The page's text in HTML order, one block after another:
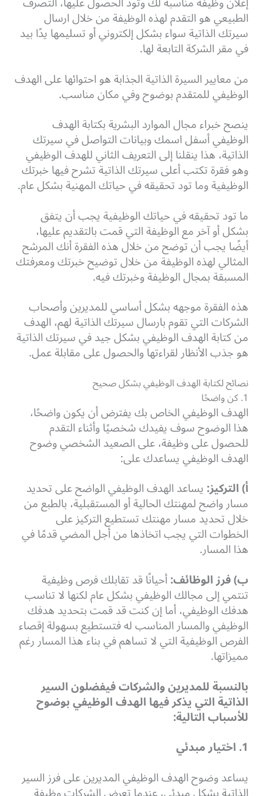
الطبيعي هو التقدم لهذه الوظيفة من خلال ارسال
سيرتك الذاتية سواء بشكل إلكتروني أو تسليمها يدًا بيد
في مقر الشركة التابعة لها.
من معايير السيرة الذاتية الجذابة هو احتوائها على الهدف
الوظيفي للمتقدم بوضوح وفي مكان مناسب.
ينصح خبراء مجال الموارد البشرية بكتابة الهدف
الوظيفي أسفل اسمك وبيانات التواصل في سيرتك
الذاتية، هذا ينقلنا إلى التعريف الثاني للهدف الوظيفي
وهو فقرة تكتب أعلى سيرتك الذاتية تشرح فيها خبرتك
الوظيفية وما تود تحقيقه في حياتك المهنية بشكل عام.
ما تود تحقيقه في حياتك الوظيفية يجب أن يتفق
بشكل أو آخر مع الوظيفة التي قمت بالتقديم عليها،
أيضًا يجب أن توضح من خلال هذه الفقرة أنك المرشح
المثالي لهذه الوظيفة من خلال توضيح خبرتك ومعرفتك
المسبقة بمجال الوظيفة وخبرتك فيه.
هذه الفقرة موجهه بشكل أساسي للمديرين وأصحاب
الشركات التي تقوم بارسال سيرتك الذاتية لهم، الهدف
من كتابة الهدف الوظيفي بشكل جيد في سيرتك الذاتية
هو جذب الأنظار لقراءتها والحصول على مقابلة عمل.
نصائح لكتابة الهدف الوظيفي بشكل صحيح
1. كن واضحًا
الهدف الوظيفي الخاص بك يفترض أن يكون واضحًا،
هذا الوضوح سوف يفيدك شخصيًا وأثناء التقدم
للحصول على وظيفة، على الصعيد الشخصي وضوح
الهدف الوظيفي يساعدك على:
أ) التركيز:يساعد الهدف الوظيفي الواضح على تحديد
مسار واضح لمهنتك الحالية أو المستقبلية، بالطبع من
خلال تحديد مسار مهنتك تستطيع التركيز على
الخطوات التي يجب اتخاذها من أجل المضي قدمًا في
هذا المسار.
ب) فرز الوظائف:أحيانًا قد تقابلك فرص وظيفية
تنتمي إلى مجالك الوظيفي بشكل عام لكنها لا تناسب
هدفك الوظيفي، أما إن كنت قد قمت بتحديد هدفك
الوظيفي والمسار المناسب له فتستطيع بسهولة إقصاء
الفرص الوظيفية التي لا تساهم في بناء هذا المسار رغم
مميزاتها.
بالنسبة للمديرين والشركات فيفضلون السير
الذاتية التي يذكر فيها الهدف الوظيفي بوضوح
للأسباب التالية:
1. اختيار مبدئي
يساعد وضوح الهدف الوظيفي المديرين على فرز السير